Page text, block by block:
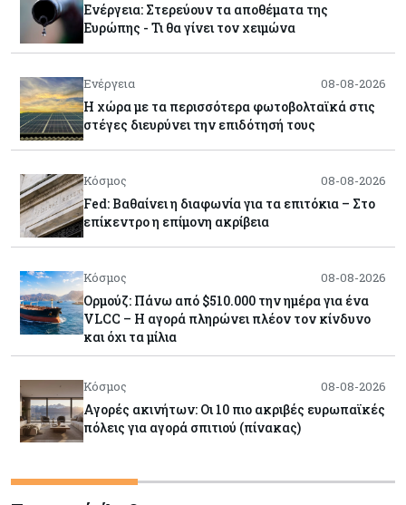
Ενέργεια: Στερεύουν τα αποθέματα της
Ευρώπης - Τι θα γίνει τον χειμώνα
Ενέργεια 08-08-2026
Η χώρα με τα περισσότερα φωτοβολταϊκά στις
στέγες διευρύνει την επιδότησή τους
Κόσμος 08-08-2026
Fed: Βαθαίνει η διαφωνία για τα επιτόκια – Στο
επίκεντρο η επίμονη ακρίβεια
Κόσμος 08-08-2026
Ορμούζ: Πάνω από $510.000 την ημέρα για ένα
VLCC – Η αγορά πληρώνει πλέον τον κίνδυνο
και όχι τα μίλια
Κόσμος 08-08-2026
Αγορές ακινήτων: Οι 10 πιο ακριβές ευρωπαϊκές
πόλεις για αγορά σπιτιού (πίνακας)
Κόσμος 08-08-2026